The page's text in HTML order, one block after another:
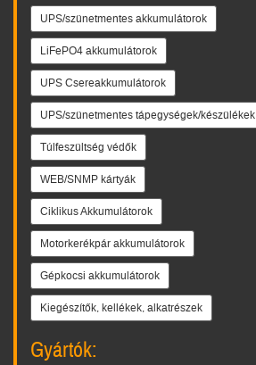
UPS/szünetmentes akkumulátorok
LiFePO4 akkumulátorok
UPS Csereakkumulátorok
UPS/szünetmentes tápegységek/készülékek
Túlfeszültség védők
WEB/SNMP kártyák
Ciklikus Akkumulátorok
Motorkerékpár akkumulátorok
Gépkocsi akkumulátorok
Kiegészítők, kellékek, alkatrészek
Gyártók: